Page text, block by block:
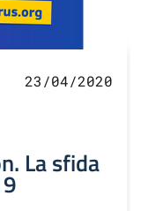
23/04/2020
La sfida